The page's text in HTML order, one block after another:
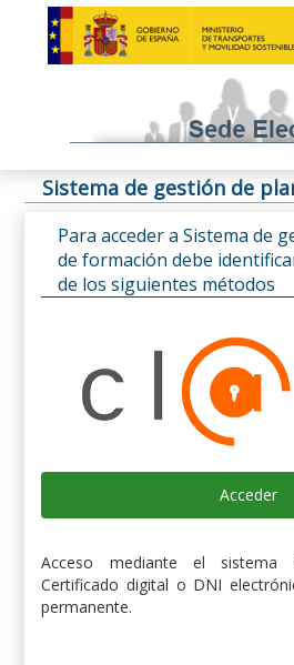
Sistema de gestión de
Para acceder a Sistema de
de formación debe
de los siguientes métodos
Acceder
Acceso mediante el
Certificado digital o DNI
permanente.